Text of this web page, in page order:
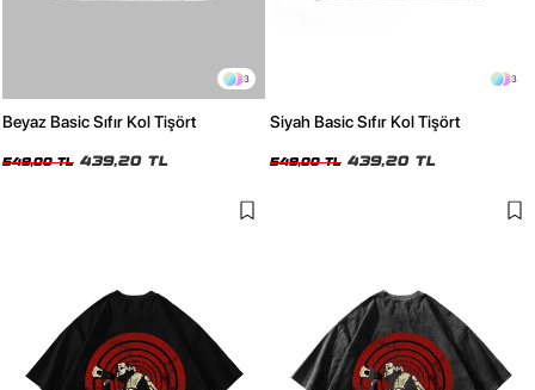
3
Beyaz Basic Sıfır Kol Tişört
549,00 TL 439,20 TL
3
Siyah Basic Sıfır Kol Tişört
549,00 TL 439,20 TL